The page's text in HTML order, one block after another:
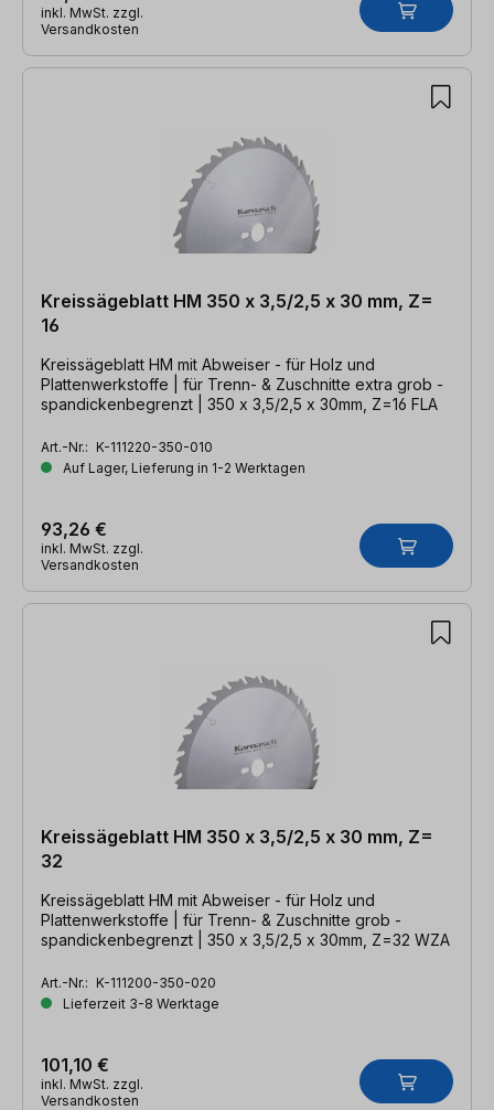
inkl. MwSt. zzgl.
Versandkosten
Kreissägeblatt HM 350 x 3,5/2,5 x 30 mm, Z=
16
Kreissägeblatt HM mit Abweiser - für Holz und
Plattenwerkstoffe | für Trenn- & Zuschnitte extra grob -
spandickenbegrenzt | 350 x 3,5/2,5 x 30mm, Z=16 FLA
Art.-Nr.: K-111220-350-010
Auf Lager, Lieferung in 1-2 Werktagen
93,26 €
inkl. MwSt. zzgl.
Versandkosten
Kreissägeblatt HM 350 x 3,5/2,5 x 30 mm, Z=
32
Kreissägeblatt HM mit Abweiser - für Holz und
Plattenwerkstoffe | für Trenn- & Zuschnitte grob -
spandickenbegrenzt | 350 x 3,5/2,5 x 30mm, Z=32 WZA
Art.-Nr.: K-111200-350-020
Lieferzeit 3-8 Werktage
101,10 €
inkl. MwSt. zzgl.
Versandkosten